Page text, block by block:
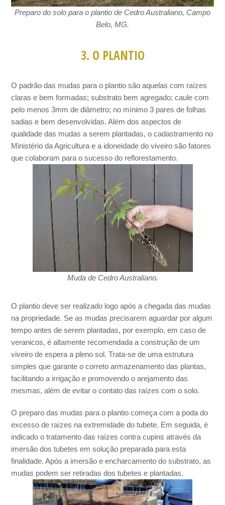
Preparo do solo para o plantio de Cedro Australiano, Campo
Belo, MG.
3. O PLANTIO
O padrão das mudas para o plantio são aquelas com raízes
claras e bem formadas; substrato bem agregado; caule com
pelo menos 3mm de diâmetro; no mínimo 3 pares de folhas
sadias e bem desenvolvidas. Além dos aspectos de
qualidade das mudas a serem plantadas, o cadastramento no
Ministério da Agricultura e a idoneidade do viveiro são fatores
que colaboram para o sucesso do reflorestamento.
Muda de Cedro Australiano.
O plantio deve ser realizado logo após a chegada das mudas
na propriedade. Se as mudas precisarem aguardar por algum
tempo antes de serem plantadas, por exemplo, em caso de
veranicos, é altamente recomendada a construção de um
viveiro de espera a pleno sol. Trata-se de uma estrutura
simples que garante o correto armazenamento das plantas,
facilitando a irrigação e promovendo o arejamento das
mesmas, além de evitar o contato das raízes com o solo.
O preparo das mudas para o plantio começa com a poda do
excesso de raízes na extremidade do tubete. Em seguida, é
indicado o tratamento das raízes contra cupins através da
imersão dos tubetes em solução preparada para esta
finalidade. Após a imersão e encharcamento do substrato, as
mudas podem ser retiradas dos tubetes e plantadas.